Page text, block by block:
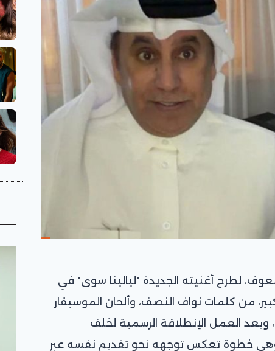
لطرح أغنيته الجديدة "ليالينا سوى" في
من كلمات نواف النصف، وألحان الموسيقار
ويعد العمل الإنطلاقة الرسمية لخلف
وهى خطوة تعكس توجهه نحو تقديم نفسه عبر